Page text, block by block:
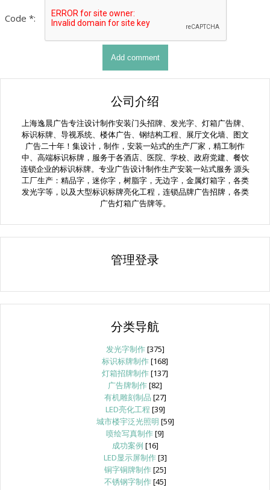
Code *:
公司介绍
上海逸晨广告专注设计制作安装门头招牌、发光字、灯箱广告牌、
标识标牌、导视系统、楼体广告、钢结构工程、展厅文化墙、图文
广告二十年！集设计，制作，安装一站式的生产厂家，精工制作
中、高端标识标牌，服务于各酒店、医院、学校、政府党建、餐饮
连锁企业的标识标牌。专业广告设计制作生产安装一站式服务 源头
工厂生产：精品字，迷你字，树脂字，无边字，金属灯箱字，各类
发光字等，以及大型标识标牌亮化工程，连锁品牌广告招牌，各类
广告灯箱广告牌等。
管理登录
分类导航
发光字制作[375]
标识标牌制作[168]
灯箱招牌制作[137]
广告牌制作[82]
有机雕刻制品 [27]
LED亮化工程 [39]
城市楼宇泛光照明 [59]
喷绘写真制作[9]
成功案例 [16]
LED显示屏制作[3]
铜字铜牌制作[25]
不锈钢字制作[45]